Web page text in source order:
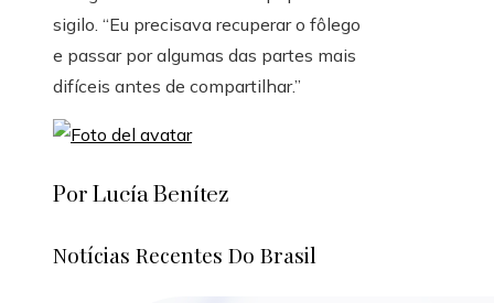
sigilo. “Eu precisava recuperar o fôlego
e passar por algumas das partes mais
difíceis antes de compartilhar.”
Por Lucía Benítez
Notícias Recentes Do Brasil